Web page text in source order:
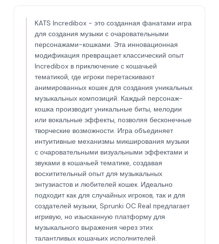
KATS Incredibox - это созданная фанатами игра
для создания музыки с очаровательными
персонажами-кошками. Эта инновационная
модификация превращает классический опыт
Incredibox в приключение с кошачьей
тематикой, где игроки перетаскивают
анимированных кошек для создания уникальных
музыкальных композиций. Каждый персонаж-
кошка производит уникальные биты, мелодии
или вокальные эффекты, позволяя бесконечные
творческие возможности. Игра объединяет
интуитивные механизмы микширования музыки
с очаровательными визуальными эффектами и
звуками в кошачьей тематике, создавая
восхитительный опыт для музыкальных
энтузиастов и любителей кошек. Идеально
подходит как для случайных игроков, так и для
создателей музыки, Sprunki OC Real предлагает
игривую, но изысканную платформу для
музыкального выражения через этих
талантливых кошачьих исполнителей.